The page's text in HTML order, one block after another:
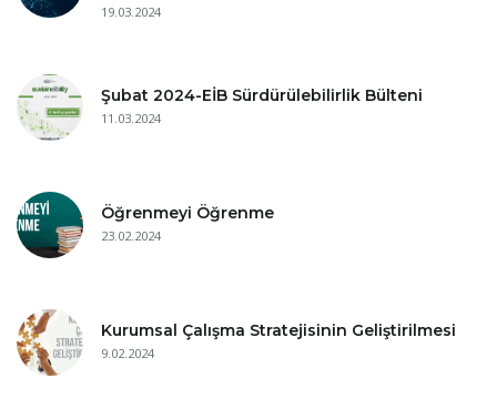
19.03.2024
Şubat 2024-EİB Sürdürülebilirlik Bülteni
11.03.2024
Öğrenmeyi Öğrenme
23.02.2024
Kurumsal Çalışma Stratejisinin Geliştirilmesi
9.02.2024